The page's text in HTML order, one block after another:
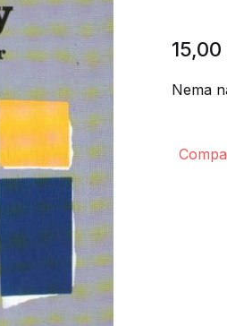
15,00
Nema